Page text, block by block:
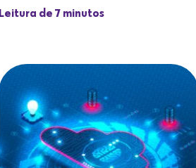
Leitura de 7 minutos